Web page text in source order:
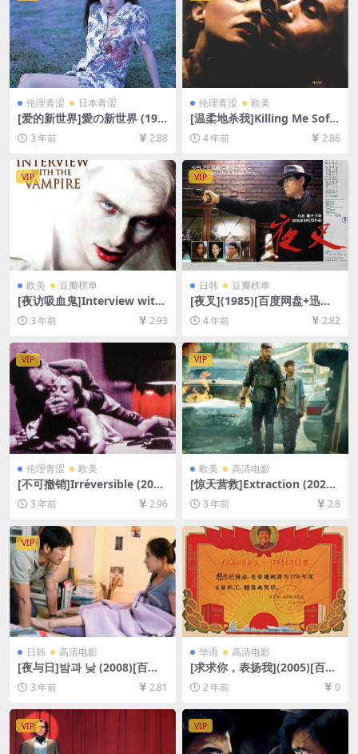
伦理青涩 日本青涩
[爱的新世界]愛の新世界 (199
4)[百度网盘+迅雷云盘资源10
80P超清未删减][MP4/6.9GB]
加密压缩包]
3 年前 2.88
伦理青涩 欧美
[温柔地杀我]Killing Me Softl
y (2002)[百度网盘+迅雷云盘
资源1080P超清未删减][MP4/
4 年前 2.86
VIP
欧美 豆瓣榜单
[夜访吸血鬼]Interview with
the Vampire: The Vampire
Chronicles (1994)[百度网盘
+夸克网盘1080P超清未删减
资源][网盘在线播放/下载][MP
4/7.9GB][中英字幕]
3 年前 2.93
VIP
日韩 豆瓣榜单
[夜叉](1985)[百度网盘+迅雷
云盘资源1080P超清未删减]
[MP4/7.5GB][日语中字]
4 年前 2.82
VIP
伦理青涩 欧美
[不可撤销]Irréversible (200
2)[百度网盘+夸克网盘1080P
超清未删减资源][网盘在线播
放/下载][MP4/4.9GB][中英字
幕][视频文件+防和谐加密压缩
包]
3 年前 2.96
VIP
欧美 高清电影
[惊天营救]Extraction (2020)
[百度网盘+迅雷云盘资源1080
P超清未删减][MP4/6.9GB][中
英字幕]
3 年前 2.8
VIP
日韩 高清电影
[夜与日]밤과 낮 (2008)[百度
网盘+夸克网盘1080P超清未
删减资源][网盘在线播放/下
3 年前 2.81
华语 高清电影
[求求你，表扬我](2005)[百度
网盘+夸克网盘1080P超清未
删减资源][网盘在线播放/下
2 年前 0
VIP VIP